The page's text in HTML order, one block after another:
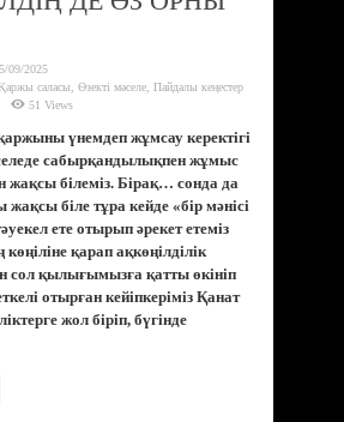
09/2025
саласы Өзекті мәселе Пайдалы кеңестер
51 Views
үнемдеп жұмсау керектігі
сабырқандылықпен жұмыс
жақсы білеміз. Бірақ… сонда да
жақсы біле тұра кейде «бір мәнісі
ете отырып әрекет етеміз
көңіліне қарап ақкөңілділік
сол қылығымызға қатты өкініп
отырған кейіпкеріміз Қанат
жол біріп, бүгінде